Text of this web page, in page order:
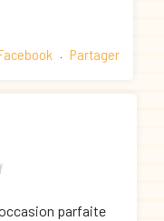
· Partager
parfaite